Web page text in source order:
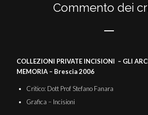
Commento dei
COLLEZIONI PRIVATE INCISIONI – GLI
MEMORIA – Brescia 2006
Critico: Dott Prof Stefano Fanara
Grafica – Incisioni